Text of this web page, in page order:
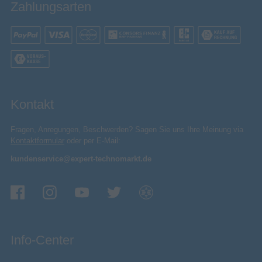
Jahr der Einführung
Energie
Energiesparmodus
Stromverbrauch
Energieeffizienzskala
AC Eingangsspannung 220 - 240 V
Energieeffizienzklasse (HDR) G
Energieverbrauch (HDR) pro
1.000 Stunden
Zahlungsarten
Kontakt
Fragen, Anregungen, Beschwerden? Sagen Sie uns Ihre Meinung via
Kontaktformular oder per E-Mail:
kundenservice@expert-technomarkt.de
Info-Center